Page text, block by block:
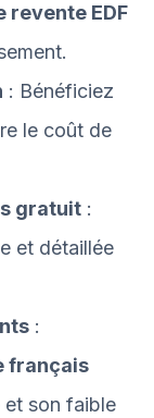
revente EDF
: Bénéficiez
le coût de
gratuit :
et détaillée
:
français
et son faible